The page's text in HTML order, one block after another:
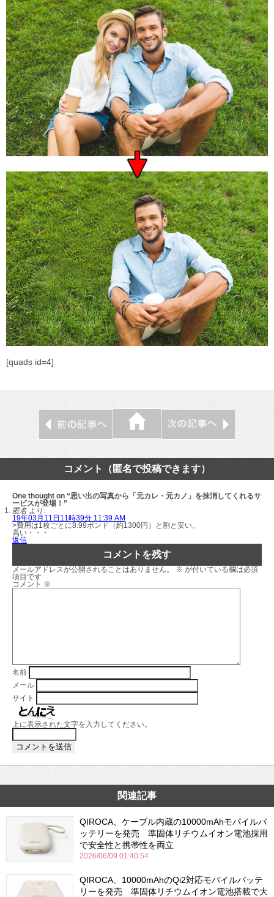
[quads id=4]
コメント（匿名で投稿できます）
One thought on “思い出の写真から「元カレ・元カノ」を抹消してくれるサ
ービスが登場！”
匿名 より:
19年03月11日11時39分 11:39 AM
>費用は1枚ごとに8.99ポンド（約1300円）と割と安い。
高い・・・
返信
コメントを残す
メールアドレスが公開されることはありません。 ※ が付いている欄は必須
項目です
コメント ※
名前
メール
サイト
上に表示された文字を入力してください。
関連記事
QIROCA、ケーブル内蔵の10000mAhモバイルバ
ッテリーを発売 準固体リチウムイオン電池採用
で安全性と携帯性を両立
2026/06/09 01:40:54
QIROCA、10000mAhのQi2対応モバイルバッテ
リーを発売 準固体リチウムイオン電池搭載で大